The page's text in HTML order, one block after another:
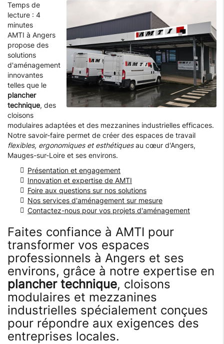
Temps de
lecture : 4
minutes
AMTI à Angers
propose des
solutions
d'aménagement
innovantes
telles que le
plancher
technique, des
cloisons
modulaires adaptées et des mezzanines industrielles efficaces.
Notre savoir-faire permet de créer des espaces de travail
flexibles, ergonomiques et esthétiquesau cœur d'Angers,
Mauges-sur-Loire et ses environs.
Présentation et engagement
Innovation et expertise de AMTI
Foire aux questions sur nos solutions
Nos services d'aménagement sur mesure
Contactez-nous pour vos projets d'aménagement
Faites confiance à AMTI pour
transformer vos espaces
professionnels à Angers et ses
environs, grâce à notre expertise en
plancher technique, cloisons
modulaires et mezzanines
industrielles spécialement conçues
pour répondre aux exigences des
entreprises locales.